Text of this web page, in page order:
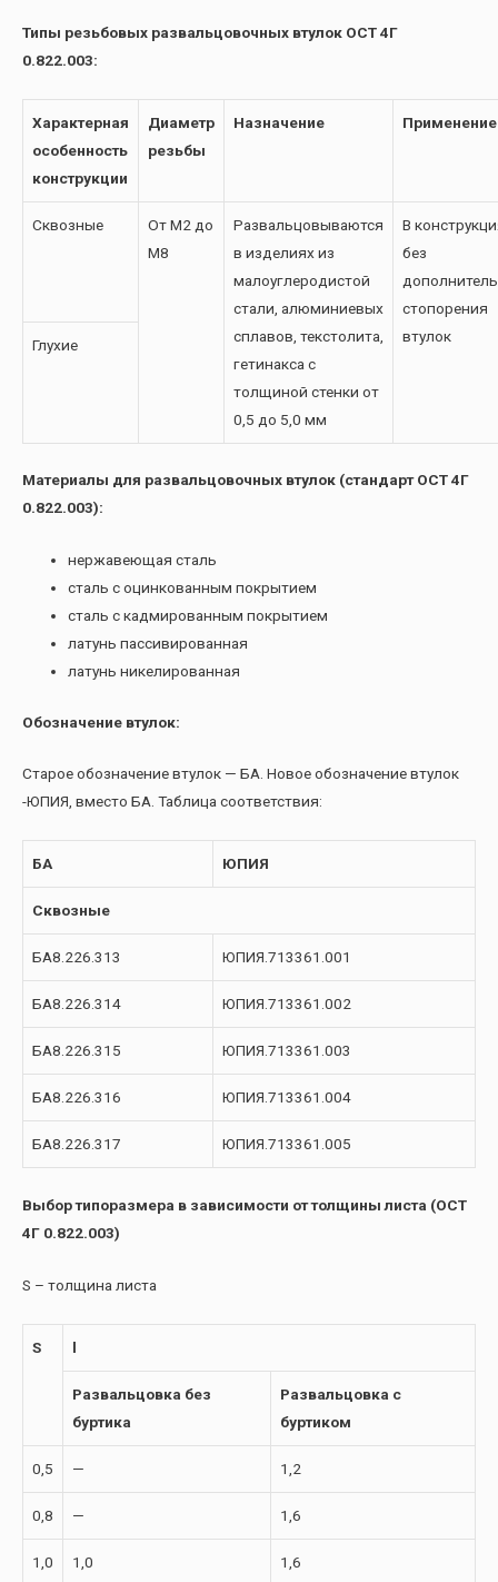
Типы резьбовых развальцовочных втулок ОСТ 4Г
0.822.003:
Характерная
особенность
конструкции
Диаметр
резьбы
Назначение Применение
Сквозные
От М2 до
М8
Развальцовываются
в изделиях из
малоуглеродистой
стали, алюминиевых
сплавов, текстолита,
гетинакса с
толщиной стенки от
0,5 до 5,0 мм
В
без
стопорения
втулок
Глухие
Материалы для развальцовочных втулок (стандарт ОСТ 4Г
0.822.003):
нержавеющая сталь
сталь с оцинкованным покрытием
сталь с кадмированным покрытием
латунь пассивированная
латунь никелированная
Обозначение втулок:
Старое обозначение втулок — БА. Новое обозначение втулок
-ЮПИЯ, вместо БА. Таблица соответствия:
БА ЮПИЯ
Сквозные
БА8.226.313 ЮПИЯ.713361.001
БА8.226.314 ЮПИЯ.713361.002
БА8.226.315 ЮПИЯ.713361.003
БА8.226.316 ЮПИЯ.713361.004
БА8.226.317 ЮПИЯ.713361.005
Выбор типоразмера в зависимости от толщины листа (ОСТ
4Г 0.822.003)
S – толщина листа
S l
Развальцовка без
буртика
Развальцовка с
буртиком
0,5 — 1,2
0,8 — 1,6
1,0 1,0 1,6